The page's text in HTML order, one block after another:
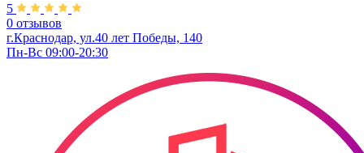
5
0 отзывов
г.Краснодар, ул.40 лет Победы, 140
Пн-Вс 09:00-20:30